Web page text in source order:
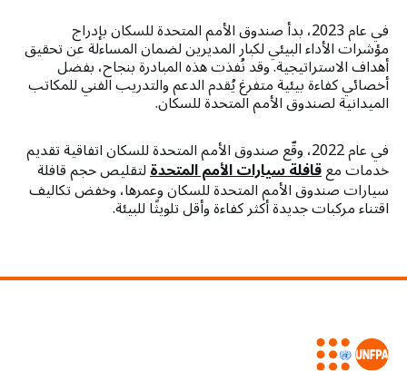
في عام 2023، بدأ صندوق الأمم المتحدة للسكان بإدراج
مؤشرات الأداء البيئي لكبار المديرين لضمان المساءلة عن تحقيق
أهداف الاستراتيجية. وقد نُفذت هذه المبادرة بنجاح، بفضل
أخصائي كفاءة بيئية متفرغ يُقدم الدعم والتدريب الفني للمكاتب
الميدانية لصندوق الأمم المتحدة للسكان.
في عام 2022، وقّع صندوق الأمم المتحدة للسكان اتفاقية تقديم
خدمات معقافلة سيارات الأمم المتحدةلتقليص حجم قافلة
سيارات صندوق الأمم المتحدة للسكان وعمرها، وخفض تكاليف
اقتناء مركبات جديدة أكثر كفاءة وأقل تلويثًا للبيئة.